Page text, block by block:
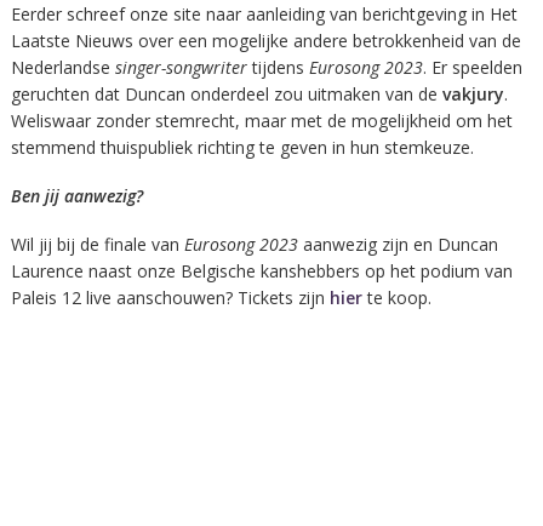
Eerder schreef onze site naar aanleiding van berichtgeving in Het
Laatste Nieuws over een mogelijke andere betrokkenheid van de
Nederlandse singer-songwritertijdens Eurosong 2023. Er speelden
geruchten dat Duncan onderdeel zou uitmaken van de vakjury.
Weliswaar zonder stemrecht, maar met de mogelijkheid om het
stemmend thuispubliek richting te geven in hun stemkeuze.
Ben jij aanwezig?
Wil jij bij de finale van Eurosong 2023aanwezig zijn en Duncan
Laurence naast onze Belgische kanshebbers op het podium van
Paleis 12 live aanschouwen? Tickets zijn hierte koop.